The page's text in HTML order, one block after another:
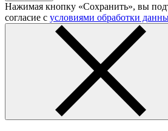
Нажимая кнопку «Сохранить», вы
согласие с условиями обработки